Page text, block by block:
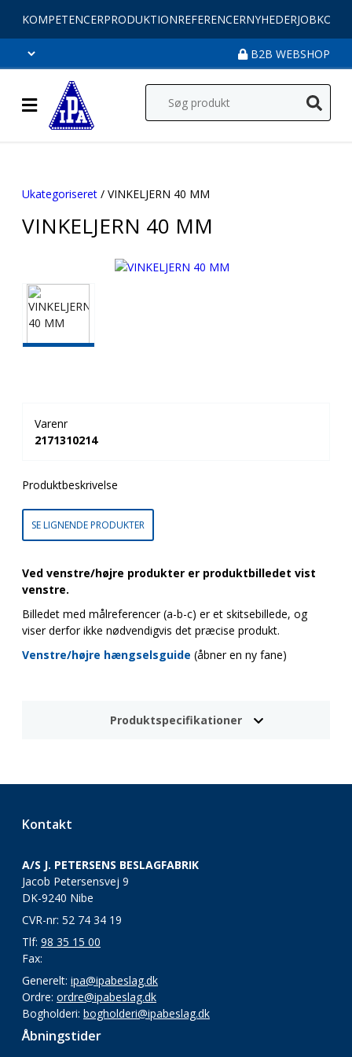
KOMPETENCERPRODUKTIONREFERENCERNYHEDERJOB
B2B WEBSHOP
Ukategoriseret / VINKELJERN 40 MM
VINKELJERN 40 MM
Varenr
2171310214
Produktbeskrivelse
SE LIGNENDE PRODUKTER
Ved venstre/højre produkter er produktbilledet vist
venstre.
Billedet med målreferencer (a-b-c) er et skitsebillede, og
viser derfor ikke nødvendigvis det præcise produkt.
Venstre/højre hængselsguide (åbner en ny fane)
Produktspecifikationer
Kontakt
A/S J. PETERSENS BESLAGFABRIK
Jacob Petersensvej 9
DK-9240 Nibe
CVR-nr: 52 74 34 19
Tlf: 98 35 15 00
Fax:
Generelt: ipa@ipabeslag.dk
Ordre: ordre@ipabeslag.dk
Bogholderi: bogholderi@ipabeslag.dk
Åbningstider